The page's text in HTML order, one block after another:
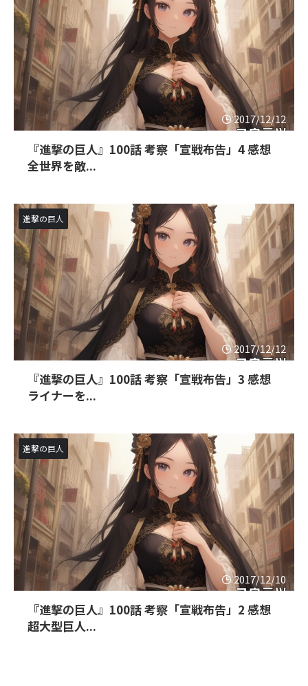
2017/12/12
『進撃の巨人』100話 考察「宣戦布告」4 感想
全世界を敵...
2017/12/12
進撃の巨人
『進撃の巨人』100話 考察「宣戦布告」3 感想
ライナーを...
2017/12/10
進撃の巨人
『進撃の巨人』100話 考察「宣戦布告」2 感想
超大型巨人...